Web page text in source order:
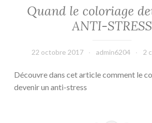
Quand le coloriage
ANTI-STRESS
22 octobre 2017 admin6204 2
Découvre dans cet article comment le
devenir un anti-stress